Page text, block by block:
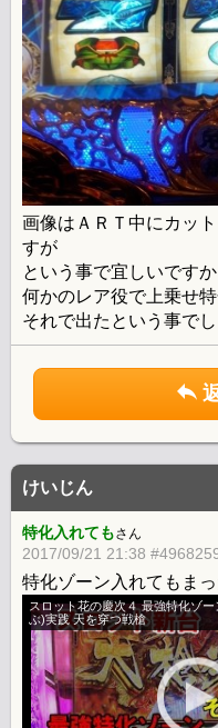
画像はＡＲＴ中にカッ
すが
という事で宜しいですか
何かのレア役で上乗せ
それで出たという事で
けいじん
特化入れてもさん
2017/09/21 21:38
特化ゾーン入れてもま
スロット花の慶次４ 最強特化ゾ
ぶ)実践 天を穿つ戦槍